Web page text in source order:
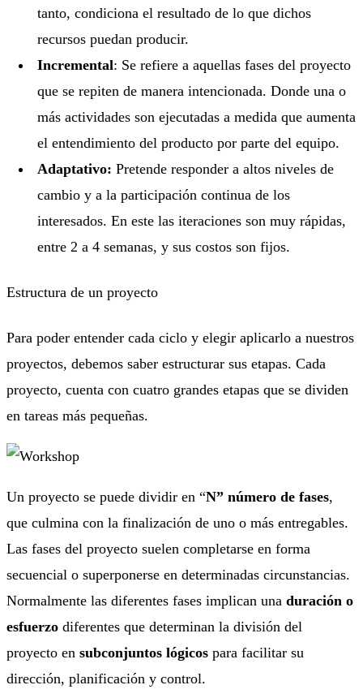
tanto, condiciona el resultado de lo que dichos
recursos puedan producir.
Incremental: Se refiere a aquellas fases del proyecto
que se repiten de manera intencionada. Donde una o
más actividades son ejecutadas a medida que aumenta
el entendimiento del producto por parte del equipo.
Adaptativo: Pretende responder a altos niveles de
cambio y a la participación continua de los
interesados. En este las iteraciones son muy rápidas,
entre 2 a 4 semanas, y sus costos son fijos.
Estructura de un proyecto
Para poder entender cada ciclo y elegir aplicarlo a nuestros
proyectos, debemos saber estructurar sus etapas. Cada
proyecto, cuenta con cuatro grandes etapas que se dividen
en tareas más pequeñas.
Un proyecto se puede dividir en “N” número de fases,
que culmina con la finalización de uno o más entregables.
Las fases del proyecto suelen completarse en forma
secuencial o superponerse en determinadas circunstancias.
Normalmente las diferentes fases implican una duración o
esfuerzo diferentes que determinan la división del
proyecto en subconjuntos lógicos para facilitar su
dirección, planificación y control.